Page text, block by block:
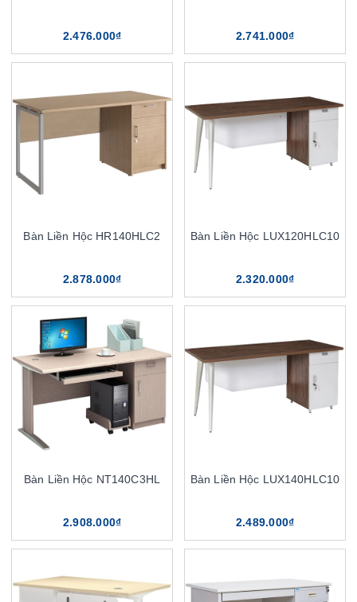
2.476.000₫ 2.741.000₫
Bàn Liền Hộc HR140HLC2
2.878.000₫
Bàn Liền Hộc LUX120HLC10
2.320.000₫
Bàn Liền Hộc NT140C3HL
2.908.000₫
Bàn Liền Hộc LUX140HLC10
2.489.000₫